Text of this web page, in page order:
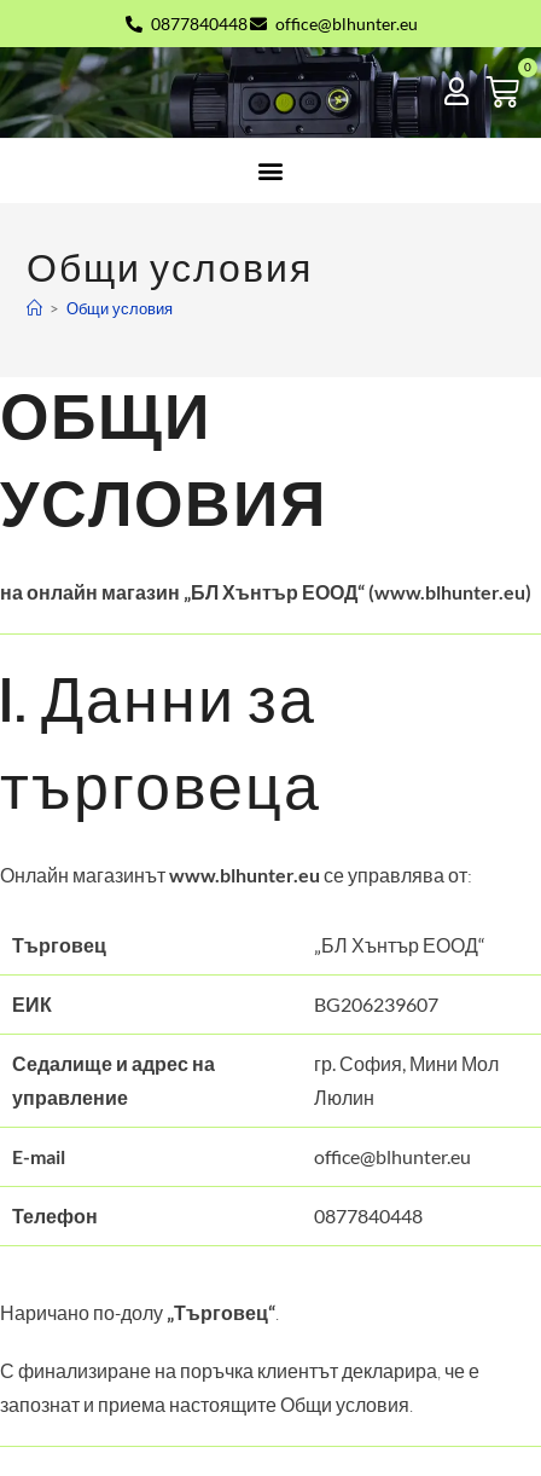
0877840448 office@blhunter.eu
Общи условия
> Общи условия
ОБЩИ
УСЛОВИЯ
на онлайн магазин „БЛ Хънтър ЕООД“ (www.blhunter.eu)
I. Данни за
търговеца
Онлайн магазинътwww.blhunter.eu се управлява от:
Търговец „БЛ Хънтър ЕООД“
ЕИК BG206239607
Седалище и адрес на
управление
гр. София, Мини Мол
Люлин
E-mail office@blhunter.eu
Телефон 0877840448
Наричано по-долу „Търговец“.
С финализиране на поръчка клиентът декларира, че е
запознат и приема настоящите Общи условия.